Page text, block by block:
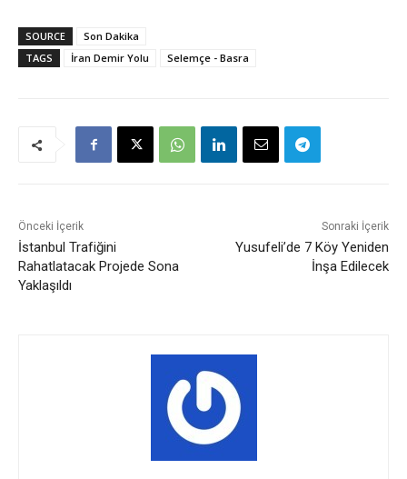
SOURCE
Son Dakika
TAGS
İran Demir Yolu Selemçe - Basra
Önceki İçerik
İstanbul Trafiğini
Rahatlatacak Projede Sona
Yaklaşıldı
Sonraki İçerik
Yusufeli’de 7 Köy Yeniden
İnşa Edilecek